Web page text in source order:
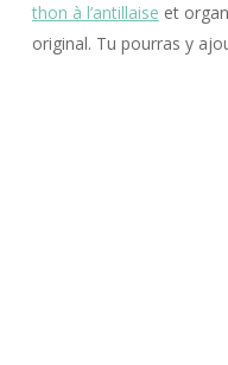
thon à l’antillaise et
original. Tu pourras y